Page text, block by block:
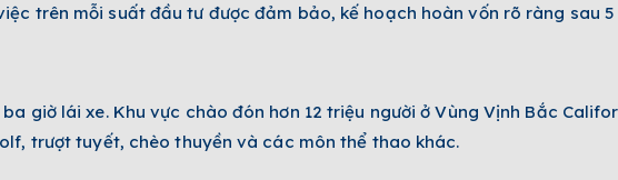
trên mỗi suất đầu tư được đảm bảo, kế hoạch hoàn vốn rõ ràng sau 5
giờ lái xe. Khu vực chào đón hơn 12 triệu người ở Vùng Vịnh Bắc
trượt tuyết, chèo thuyền và các môn thể thao khác.